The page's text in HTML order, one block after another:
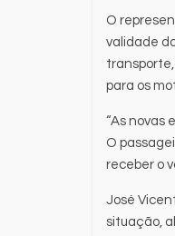
O
validade
para os
“As novas
O
receber o
José
situação,